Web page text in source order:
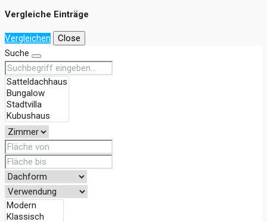
Vergleiche Einträge
Vergleichen
Close
Suche